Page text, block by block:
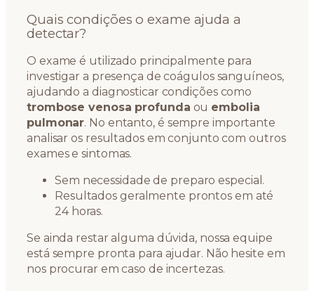
Quais condições o exame ajuda a
detectar?
O exame é utilizado principalmente para
investigar a presença de coágulos sanguíneos,
ajudando a diagnosticar condições como
trombose venosa profunda ou embolia
pulmonar. No entanto, é sempre importante
analisar os resultados em conjunto com outros
exames e sintomas.
Sem necessidade de preparo especial.
Resultados geralmente prontos em até
24 horas.
Se ainda restar alguma dúvida, nossa equipe
está sempre pronta para ajudar. Não hesite em
nos procurar em caso de incertezas.